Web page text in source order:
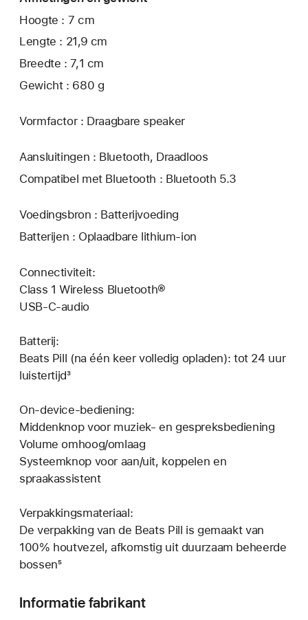
Hoogte : 7 cm
Lengte : 21,9 cm
Breedte : 7,1 cm
Gewicht : 680 g
Vormfactor : Draagbare speaker
Aansluitingen : Bluetooth, Draadloos
Compatibel met Bluetooth : Bluetooth 5.3
Voedingsbron : Batterijvoeding
Batterijen : Oplaadbare lithium-ion
Connectiviteit:
Class 1 Wireless Bluetooth®
USB-C-audio
Batterij:
Beats Pill (na één keer volledig opladen): tot 24 uur
luistertijd³
On-device-bediening:
Middenknop voor muziek- en gespreksbediening
Volume omhoog/omlaag
Systeemknop voor aan/uit, koppelen en
spraakassistent
Verpakkingsmateriaal:
De verpakking van de Beats Pill is gemaakt van
100% houtvezel, afkomstig uit duurzaam beheerde
bossen⁵
Informatie fabrikant